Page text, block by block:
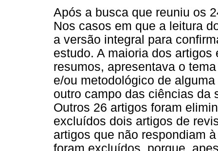
Após a busca que reuniu os
Nos casos em que a leitura
a versão integral para
estudo. A maioria dos
resumos, apresentava o
e/ou metodológico de
outro campo das ciências da
Outros 26 artigos foram
excluídos dois artigos de
artigos que não respondiam